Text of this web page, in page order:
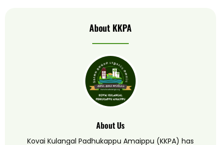
About KKPA
About Us
Kovai Kulangal Padhukappu Amaippu (KKPA) has